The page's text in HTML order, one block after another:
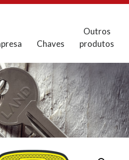
Chaves
Outros
produtos